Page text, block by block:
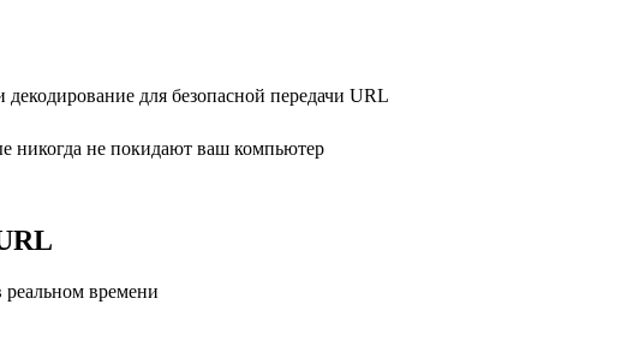
для безопасной передачи URL
никогда не покидают ваш компьютер
реальном времени